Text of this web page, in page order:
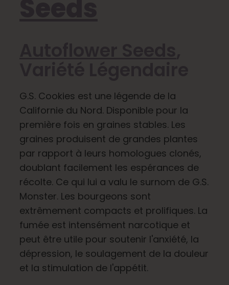
Chasse au phéno
Préserver le patrimoine génétique des
Contact
Boutique
Français
G.S. Cookies est une légende de la
Californie du Nord. Disponible pour la
première fois en graines stables. Les
graines produisent de grandes plantes
par rapport à leurs homologues clonés,
doublant facilement les espérances de
récolte. Ce qui lui a valu le surnom de G.S.
Monster. Les bourgeons sont
extrêmement compacts et prolifiques. La
fumée est intensément narcotique et
peut être utile pour soutenir l'anxiété, la
dépression, le soulagement de la douleur
et la stimulation de l'appétit.